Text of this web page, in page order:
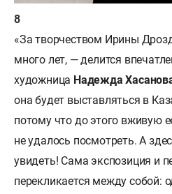
«За творчеством Ирины
много лет, — делится
художница Надежда
она будет выставляться в
потому что до этого вживую
не удалось посмотреть. А
увидеть! Сама экспозиция и
перекликается между собой: